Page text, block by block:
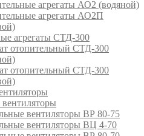
агрегаты АО2 (водяной)
агрегаты АО2П
агрегаты СТД-300
отопительный СТД-300
отопительный СТД-300
вентиляторы ВР 80-75
вентиляторы ВЦ 4-70